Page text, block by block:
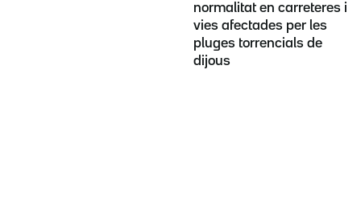
normalitat en carreteres i
vies afectades per les
pluges torrencials de
dijous